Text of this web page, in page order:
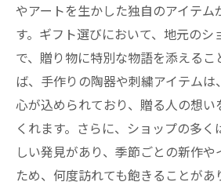
やアートを生かした独自のアイテム
す。ギフト選びにおいて、地元のシ
で、贈り物に特別な物語を添えるこ
ば、手作りの陶器や刺繍アイテムは
心が込められており、贈る人の想い
くれます。さらに、ショップの多
しい発見があり、季節ごとの新作
ため、何度訪れても飽きることが